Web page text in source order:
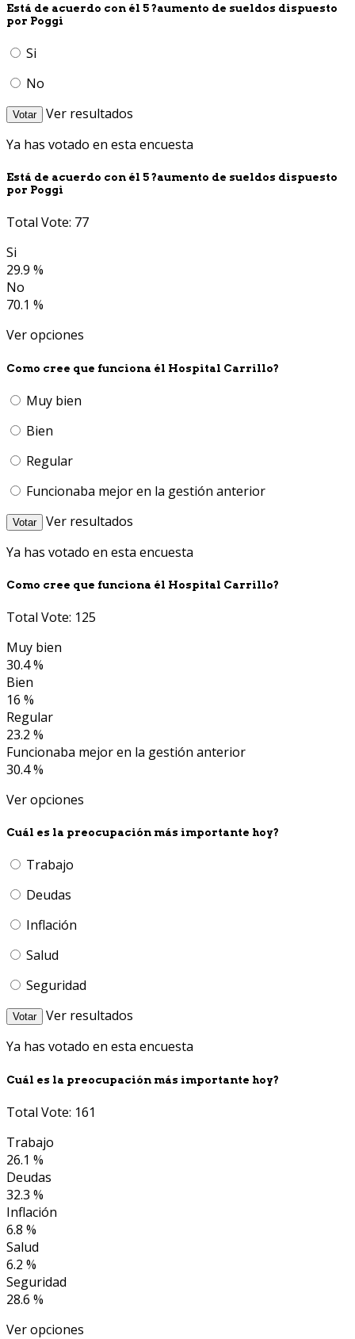
Está de acuerdo con él 5 ?aumento de sueldos dispuesto
por Poggi
Si
No
Votar
Ver resultados
Ya has votado en esta encuesta
Está de acuerdo con él 5 ?aumento de sueldos dispuesto
por Poggi
Total Vote: 77
Si
29.9 %
No
70.1 %
Ver opciones
Como cree que funciona él Hospital Carrillo?
Muy bien
Bien
Regular
Funcionaba mejor en la gestión anterior
Votar
Ver resultados
Ya has votado en esta encuesta
Como cree que funciona él Hospital Carrillo?
Total Vote: 125
Muy bien
30.4 %
Bien
16 %
Regular
23.2 %
Funcionaba mejor en la gestión anterior
30.4 %
Ver opciones
Cuál es la preocupación más importante hoy?
Trabajo
Deudas
Inflación
Salud
Seguridad
Votar
Ver resultados
Ya has votado en esta encuesta
Cuál es la preocupación más importante hoy?
Total Vote: 161
Trabajo
26.1 %
Deudas
32.3 %
Inflación
6.8 %
Salud
6.2 %
Seguridad
28.6 %
Ver opciones